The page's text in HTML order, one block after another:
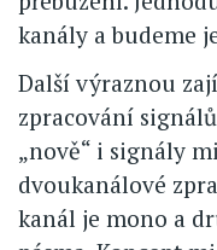
kanály a budeme
Další výraznou
zpracování
„nově“ i signály
dvoukanálové
kanál je mono a